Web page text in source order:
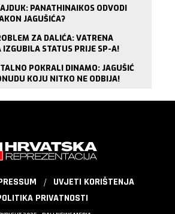
PANATHINAIKOS ODVODI
JAGUŠIĆA?
ZA DALIĆA: VATRENA
IZGUBILA STATUS PRIJE SP-A!
POKRALI DINAMO: JAGUŠIĆ
KOJU NITKO NE ODBIJA!
UVJETI KORIŠTENJA
PRIVATNOSTI